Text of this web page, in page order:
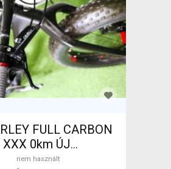
FULL CARBON
XXX 0km ÚJ
Fatbike nem
nem használt